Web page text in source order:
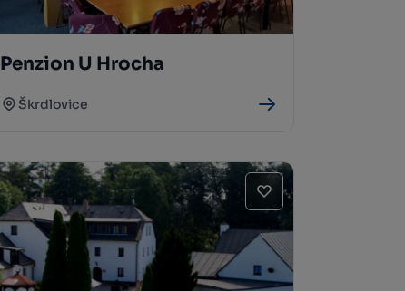
Penzion U Hrocha
Škrdlovice